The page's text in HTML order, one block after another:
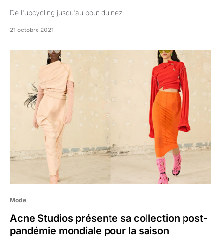
De l'upcycling jusqu'au bout du nez.
21 octobre 2021
Mode
Acne Studios présente sa collection post-
pandémie mondiale pour la saison